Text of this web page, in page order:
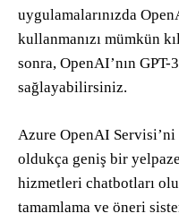
uygulamalarınızda
kullanmanızı mümkün
sonra, OpenAI’nın
sağlayabilirsiniz.
Azure OpenAI
oldukça geniş bir
hizmetleri chatbotları
tamamlama ve öneri